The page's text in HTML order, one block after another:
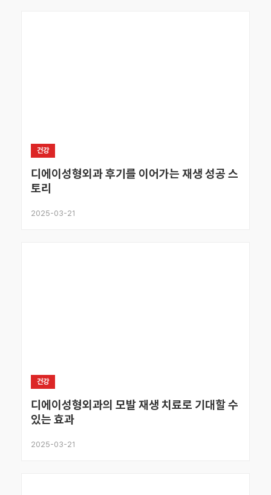
건강
디에이성형외과 후기를 이어가는 재생 성공 스
토리
2025-03-21
건강
디에이성형외과의 모발 재생 치료로 기대할 수
있는 효과
2025-03-21